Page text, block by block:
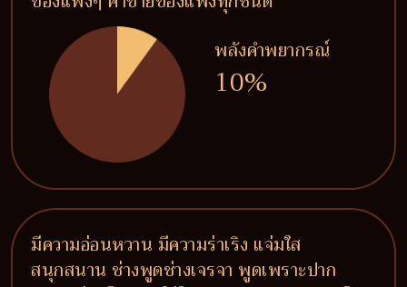
พลังคำพยากรณ์
10%
มีความอ่อนหวาน มีความร่าเริง แจ่มใส
สนุกสนาน ช่างพูดช่างเจรจา พูดเพราะปาก